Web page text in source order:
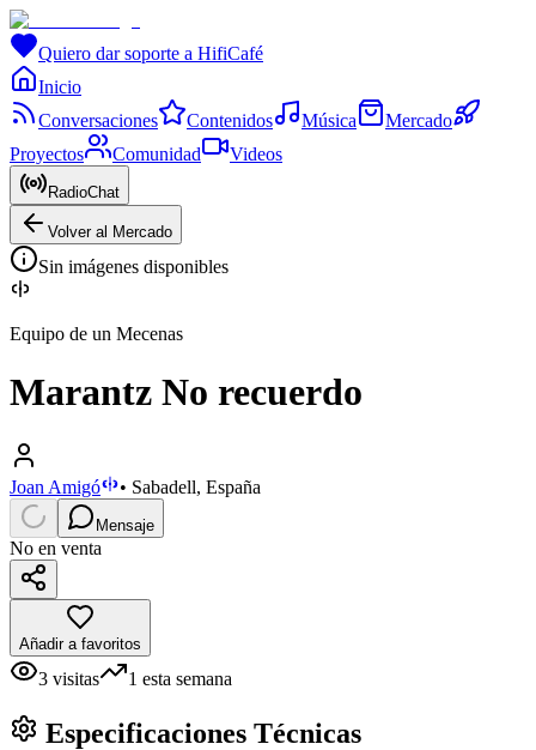
Quiero dar soporte a HifiCafé
Inicio
Conversaciones
Contenidos Música
Mercado
Proyectos
Comunidad Videos
RadioChat
Volver al Mercado
Sin imágenes disponibles
Equipo de un Mecenas
Marantz No recuerdo
Joan Amigó • Sabadell, España
Mensaje
No en venta
Añadir a favoritos
3 visitas 1 esta semana
Especificaciones Técnicas